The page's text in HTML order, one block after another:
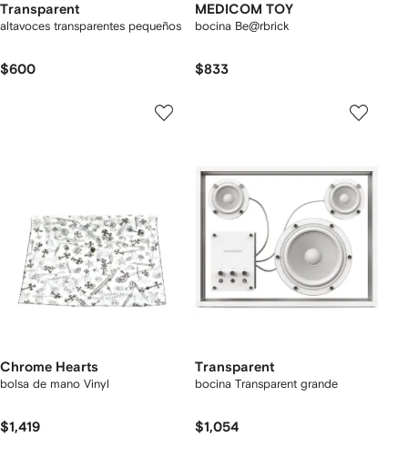
Transparent
altavoces transparentes pequeños
$600
MEDICOM TOY
bocina Be@rbrick
$833
Chrome Hearts
bolsa de mano Vinyl
$1,419
Transparent
bocina Transparent grande
$1,054